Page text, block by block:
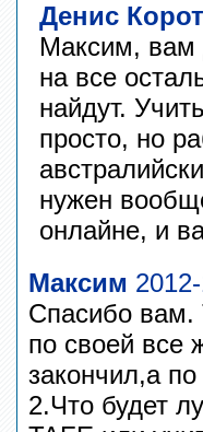
Денис
Максим, вам
на все
найдут.
просто, но
нужен
онлайне, и
Максим
Спасибо вам.
по своей все
закончил,а
2.Что будет